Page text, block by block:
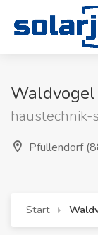
Zum Inhalt springen
Waldvogel
haustechnik-
Pfullendorf
Start